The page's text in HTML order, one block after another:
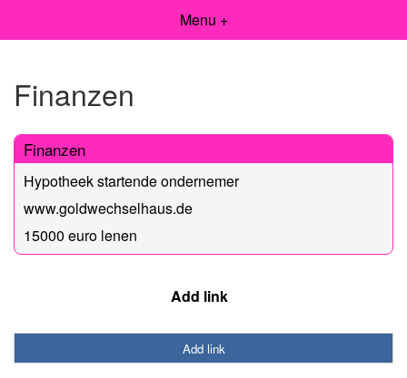
Menu +
Finanzen
Finanzen
Hypotheek startende ondernemer
www.goldwechselhaus.de
15000 euro lenen
Add link
Add link